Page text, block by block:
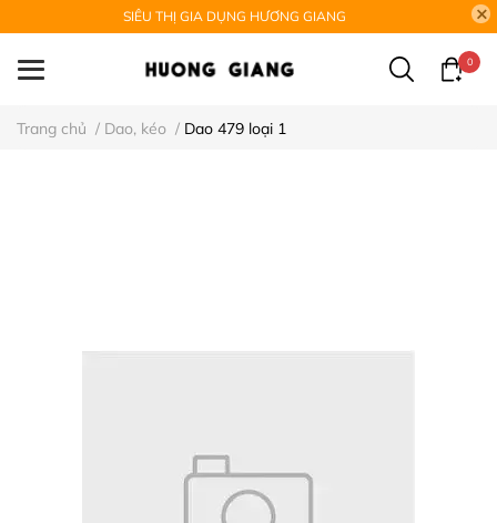
SIÊU THỊ GIA DỤNG HƯƠNG GIANG
0
Trang chủ / Dao, kéo / Dao 479 loại 1